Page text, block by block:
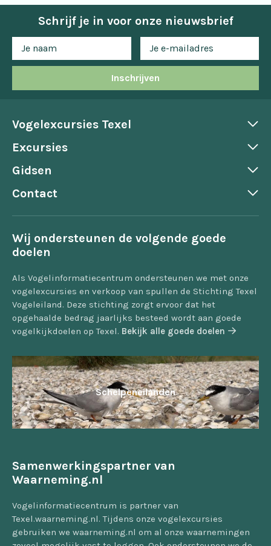
Schrijf je in voor onze nieuwsbrief
Inschrijven
Vogelexcursies Texel
Excursies
Gidsen
Contact
Wij ondersteunen de volgende goede
doelen
Als Vogelinformatiecentrum ondersteunen we met onze
vogelexcursies en verkoop van spullen de Stichting Texel
Vogeleiland. Deze stichting zorgt ervoor dat het
opgehaalde bedrag jaarlijks besteed wordt aan goede
vogelkijkdoelen op Texel. Bekijk alle goede doelen
Schelpeneilanden
Samenwerkingspartner van
Waarneming.nl
Vogelinformatiecentrum is partner van
Texel.waarneming.nl. Tijdens onze vogelexcursies
gebruiken we waarneming.nl om al onze waarnemingen